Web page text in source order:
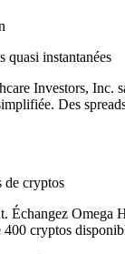
quasi instantanées
Investors, Inc.
Des
de cryptos
Échangez Omega
cryptos